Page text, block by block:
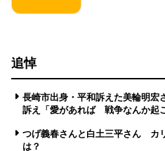
追悼
長崎市出身・平和訴えた美輪明
訴え「愛があれば 戦争なんか起
つげ義春さんと白土三平さん カ
は？